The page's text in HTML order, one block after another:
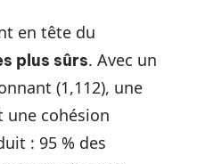
en tête du
plus sûrs. Avec un
(1,112), une
cohésion
: 95 % des